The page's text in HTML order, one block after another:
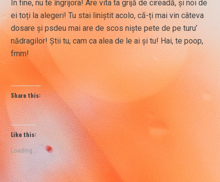
În fine, nu te îngrijora! Are vita ta grijă de cireadă, și noi de
ei toți la alegeri! Tu stai liniștit acolo, că-ți mai vin câteva
dosare și psdeu mai are de scos niște pete de pe turu’
nădragilor! Știi tu, cam ca alea de le ai și tu! Hai, te poop,
fmm!
Share this:
Like this:
Loading...